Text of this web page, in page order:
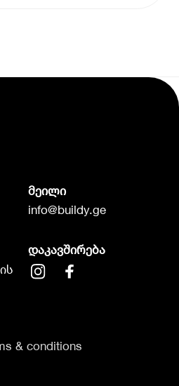
მეილი
info@buildy.ge
დაკავშირება
& conditions